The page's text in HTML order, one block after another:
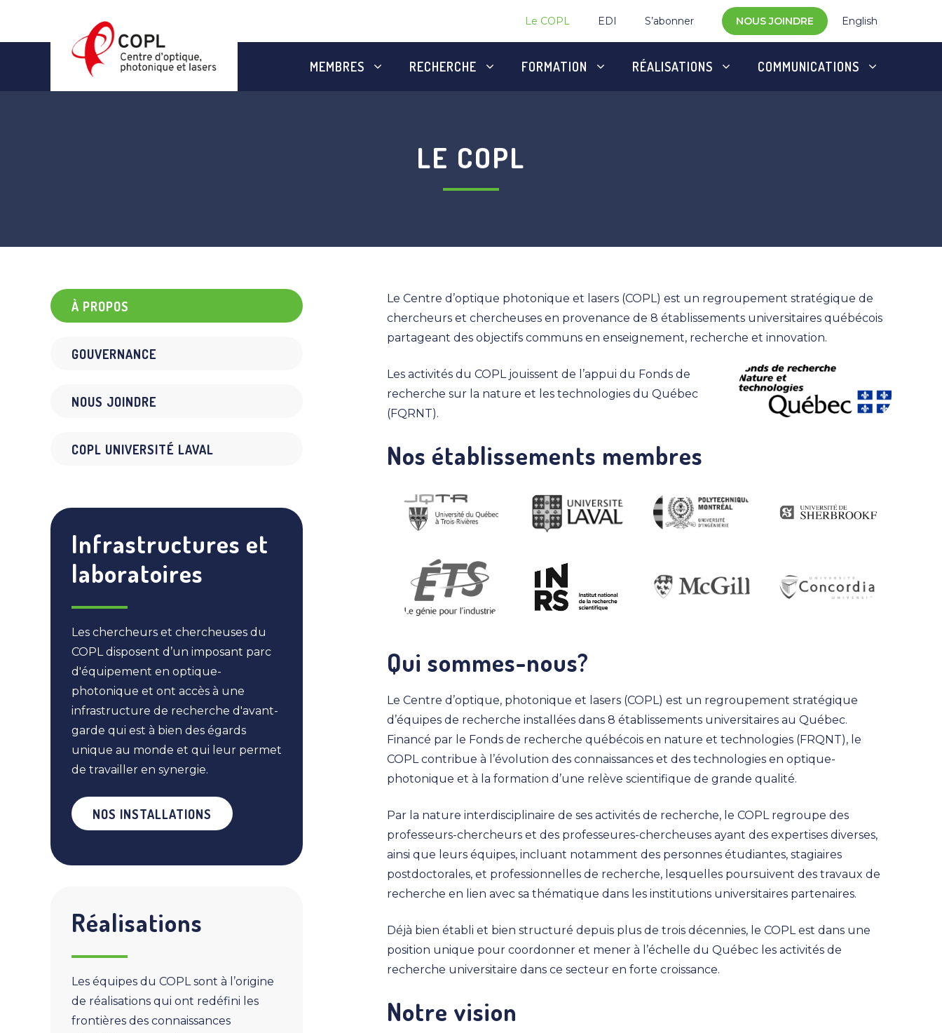
Le COPL EDI S’abonner NOUS JOINDRE English
MEMBRES RECHERCHE FORMATION RÉALISATIONS COMMUNICATIONS
LE COPL
À PROPOS
GOUVERNANCE
NOUS JOINDRE
COPL UNIVERSITÉ LAVAL
Infrastructures et
laboratoires
Les chercheurs et chercheuses du
COPL disposent d’un imposant parc
d'équipement en optique-
photonique et ont accès à une
infrastructure de recherche d'avant-
garde qui est à bien des égards
unique au monde et qui leur permet
de travailler en synergie.
NOS INSTALLATIONS
Réalisations
Les équipes du COPL sont à l’origine
de réalisations qui ont redéfini les
frontières des connaissances
Le Centre d’optique photonique et lasers (COPL) est un regroupement stratégique de
chercheurs et chercheuses en provenance de 8 établissements universitaires québécois
partageant des objectifs communs en enseignement, recherche et innovation.
Les activités du COPL jouissent de l’appui du Fonds de
recherche sur la nature et les technologies du Québec
(FQRNT).
Nos établissements membres
Qui sommes-nous?
Le Centre d’optique, photonique et lasers (COPL) est un regroupement stratégique
d’équipes de recherche installées dans 8 établissements universitaires au Québec.
Financé par le Fonds de recherche québécois en nature et technologies (FRQNT), le
COPL contribue à l’évolution des connaissances et des technologies en optique-
photonique et à la formation d’une relève scientifique de grande qualité.
Par la nature interdisciplinaire de ses activités de recherche, le COPL regroupe des
professeurs-chercheurs et des professeures-chercheuses ayant des expertises diverses,
ainsi que leurs équipes, incluant notamment des personnes étudiantes, stagiaires
postdoctorales, et professionnelles de recherche, lesquelles poursuivent des travaux de
recherche en lien avec sa thématique dans les institutions universitaires partenaires.
Déjà bien établi et bien structuré depuis plus de trois décennies, le COPL est dans une
position unique pour coordonner et mener à l’échelle du Québec les activités de
recherche universitaire dans ce secteur en forte croissance.
Notre vision